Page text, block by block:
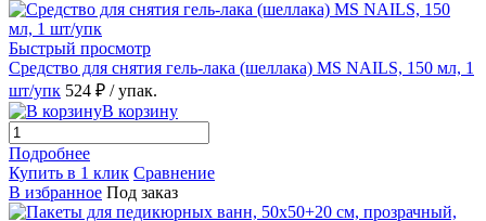
Быстрый просмотр
Средство для снятия гель-лака (шеллака) MS NAILS, 150 мл, 1
шт/упк 524 ₽ / упак.
В корзину
Подробнее
Купить в 1 клик Сравнение
В избранное Под заказ